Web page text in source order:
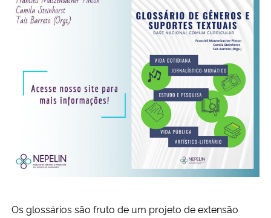
Os glossários são fruto de um projeto de extensão